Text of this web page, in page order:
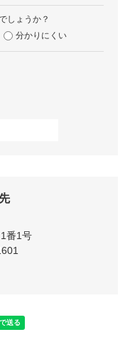
しょうか？
分かりにくい
番1号